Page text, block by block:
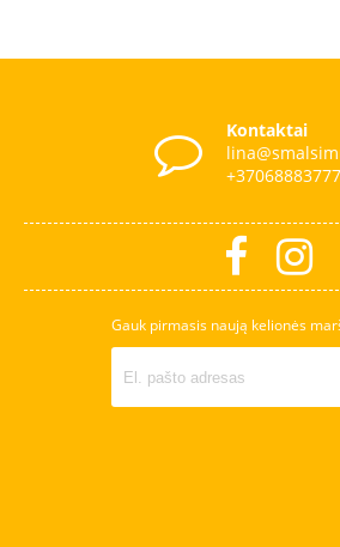
Kontaktai
+37068883777
Gauk pirmasis naują kelionės